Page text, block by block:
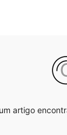
artigo